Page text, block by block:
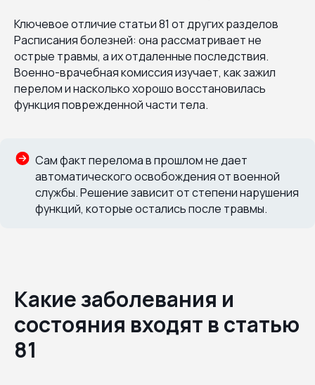
Ключевое отличие статьи 81 от других разделов
Расписания болезней: она рассматривает не
острые травмы, а их отдаленные последствия.
Военно-врачебная комиссия изучает, как зажил
перелом и насколько хорошо восстановилась
функция поврежденной части тела.
Сам факт перелома в прошлом не дает
автоматического освобождения от военной
службы. Решение зависит от степени нарушения
функций, которые остались после травмы.
Какие заболевания и
состояния входят в статью
81